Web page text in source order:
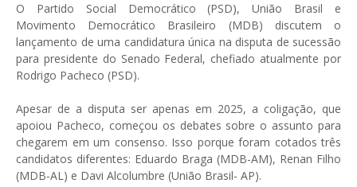
O Partido Social Democrático (PSD), União Brasil e
Movimento Democrático Brasileiro (MDB) discutem o
lançamento de uma candidatura única na disputa de sucessão
para presidente do Senado Federal, chefiado atualmente por
Rodrigo Pacheco (PSD).
Apesar de a disputa ser apenas em 2025, a coligação, que
apoiou Pacheco, começou os debates sobre o assunto para
chegarem em um consenso. Isso porque foram cotados três
candidatos diferentes: Eduardo Braga (MDB-AM), Renan Filho
(MDB-AL) e Davi Alcolumbre (União Brasil- AP).